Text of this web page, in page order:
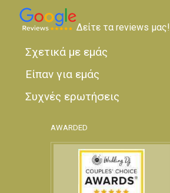
Δείτε τα reviews μας!
Σχετικά με εμάς
Είπαν για εμάς
Συχνές ερωτήσεις
AWARDED